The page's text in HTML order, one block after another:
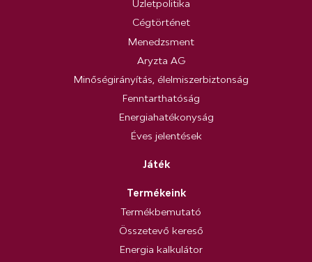
Üzletpolitika
Cégtörténet
Menedzsment
Aryzta AG
Minőségirányítás, élelmiszerbiztonság
Fenntarthatóság
Energiahatékonyság
Éves jelentések
Játék
Termékeink
Termékbemutató
Összetevő kereső
Energia kalkulátor